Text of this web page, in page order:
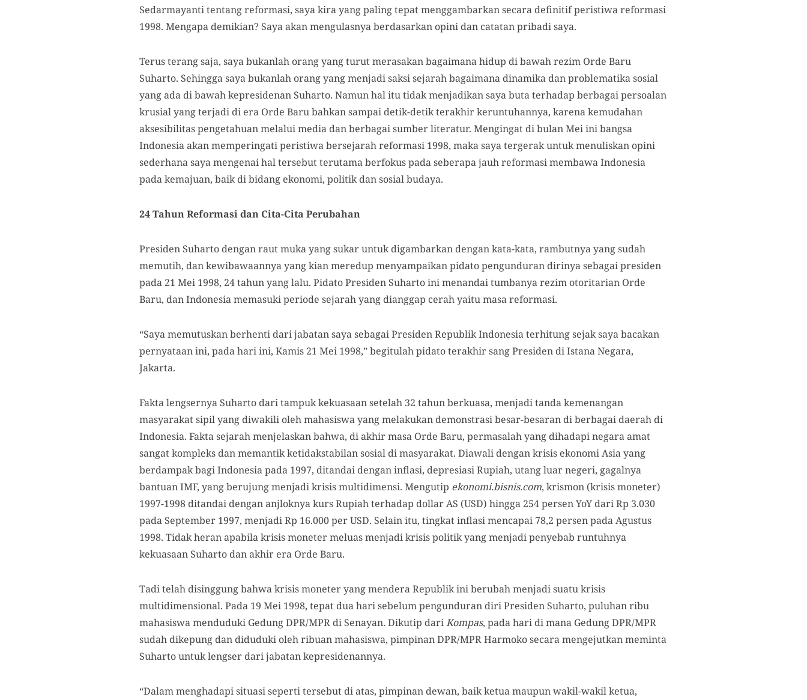
Sedarmayanti tentang reformasi, saya kira yang paling tepat menggambarkan secara definitif peristiwa reformasi
1998. Mengapa demikian? Saya akan mengulasnya berdasarkan opini dan catatan pribadi saya.
Terus terang saja, saya bukanlah orang yang turut merasakan bagaimana hidup di bawah rezim Orde Baru
Suharto. Sehingga saya bukanlah orang yang menjadi saksi sejarah bagaimana dinamika dan problematika sosial
yang ada di bawah kepresidenan Suharto. Namun hal itu tidak menjadikan saya buta terhadap berbagai persoalan
krusial yang terjadi di era Orde Baru bahkan sampai detik-detik terakhir keruntuhannya, karena kemudahan
aksesibilitas pengetahuan melalui media dan berbagai sumber literatur. Mengingat di bulan Mei ini bangsa
Indonesia akan memperingati peristiwa bersejarah reformasi 1998, maka saya tergerak untuk menuliskan opini
sederhana saya mengenai hal tersebut terutama berfokus pada seberapa jauh reformasi membawa Indonesia
pada kemajuan, baik di bidang ekonomi, politik dan sosial budaya.
24 Tahun Reformasi dan Cita-Cita Perubahan
Presiden Suharto dengan raut muka yang sukar untuk digambarkan dengan kata-kata, rambutnya yang sudah
memutih, dan kewibawaannya yang kian meredup menyampaikan pidato pengunduran dirinya sebagai presiden
pada 21 Mei 1998, 24 tahun yang lalu. Pidato Presiden Suharto ini menandai tumbanya rezim otoritarian Orde
Baru, dan Indonesia memasuki periode sejarah yang dianggap cerah yaitu masa reformasi.
“Saya memutuskan berhenti dari jabatan saya sebagai Presiden Republik Indonesia terhitung sejak saya bacakan
pernyataan ini, pada hari ini, Kamis 21 Mei 1998,” begitulah pidato terakhir sang Presiden di Istana Negara,
Jakarta.
Fakta lengsernya Suharto dari tampuk kekuasaan setelah 32 tahun berkuasa, menjadi tanda kemenangan
masyarakat sipil yang diwakili oleh mahasiswa yang melakukan demonstrasi besar-besaran di berbagai daerah di
Indonesia. Fakta sejarah menjelaskan bahwa, di akhir masa Orde Baru, permasalah yang dihadapi negara amat
sangat kompleks dan memantik ketidakstabilan sosial di masyarakat. Diawali dengan krisis ekonomi Asia yang
berdampak bagi Indonesia pada 1997, ditandai dengan inflasi, depresiasi Rupiah, utang luar negeri, gagalnya
bantuan IMF, yang berujung menjadi krisis multidimensi. Mengutip ekonomi.bisnis.com, krismon (krisis moneter)
1997-1998 ditandai dengan anjloknya kurs Rupiah terhadap dollar AS (USD) hingga 254 persen YoY dari Rp 3.030
pada September 1997, menjadi Rp 16.000 per USD. Selain itu, tingkat inflasi mencapai 78,2 persen pada Agustus
1998. Tidak heran apabila krisis moneter meluas menjadi krisis politik yang menjadi penyebab runtuhnya
kekuasaan Suharto dan akhir era Orde Baru.
Tadi telah disinggung bahwa krisis moneter yang mendera Republik ini berubah menjadi suatu krisis
multidimensional. Pada 19 Mei 1998, tepat dua hari sebelum pengunduran diri Presiden Suharto, puluhan ribu
mahasiswa menduduki Gedung DPR/MPR di Senayan. Dikutip dariKompas, pada hari di mana Gedung DPR/MPR
sudah dikepung dan diduduki oleh ribuan mahasiswa, pimpinan DPR/MPR Harmoko secara mengejutkan meminta
Suharto untuk lengser dari jabatan kepresidenannya.
“Dalam menghadapi situasi seperti tersebut di atas, pimpinan dewan, baik ketua maupun wakil-wakil ketua,